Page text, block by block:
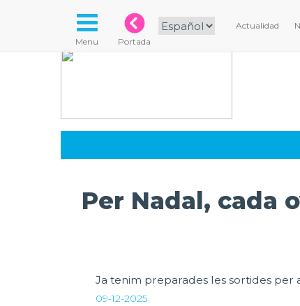
Actualidad
Menu Portada
Per Nadal, cada
Ja tenim preparades les sortides per
09-12-2025